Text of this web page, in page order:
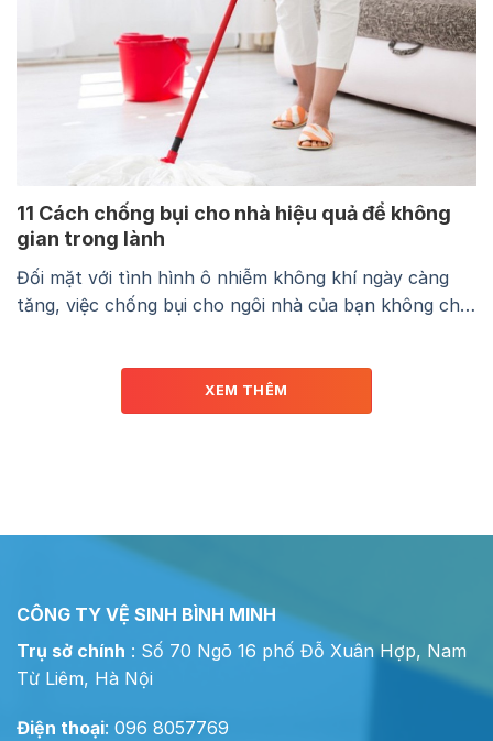
11 Cách chống bụi cho nhà hiệu quả để không
gian trong lành
Đối mặt với tình hình ô nhiễm không khí ngày càng
tăng, việc chống bụi cho ngôi nhà của bạn không chỉ
chỉ làm dơ bẩn ngôi nhà mà còn có thể…
XEM THÊM
CÔNG TY VỆ SINH BÌNH MINH
Trụ sở chính : Số 70 Ngõ 16 phố Đỗ Xuân Hợp, Nam
Từ Liêm, Hà Nội
Điện thoại: 096 8057769